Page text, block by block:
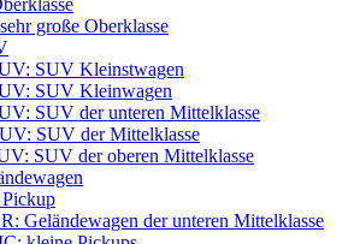
große Oberklasse
SUV Kleinstwagen
SUV Kleinwagen
SUV der unteren Mittelklasse
SUV der Mittelklasse
SUV der oberen Mittelklasse
Geländewagen der unteren Mittelklasse